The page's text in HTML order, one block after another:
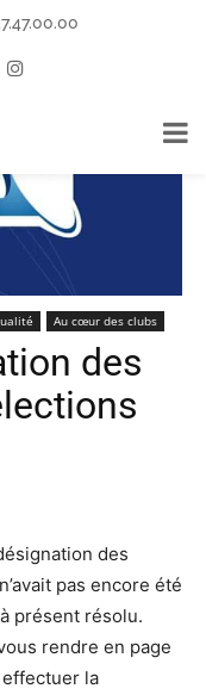
Au cœur des clubs
des
des
pas encore été
présent résolu.
rendre en page
effectuer la